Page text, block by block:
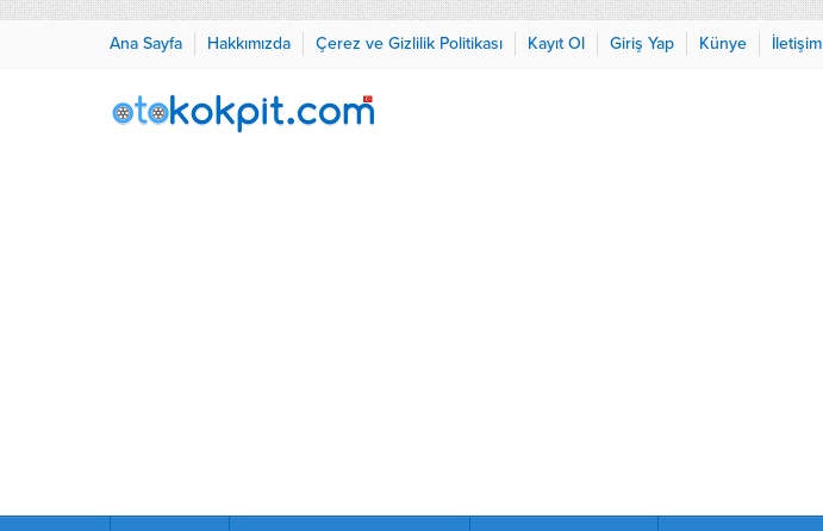
Ana Sayfa Hakkımızda Çerez ve Gizlilik Politikası Kayıt Ol Giriş Yap Künye İletişim